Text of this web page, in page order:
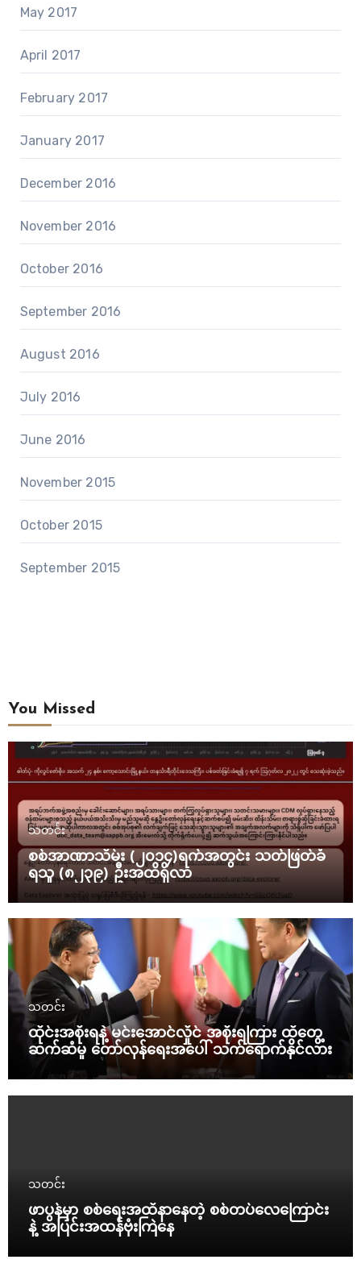
May 2017
April 2017
February 2017
January 2017
December 2016
November 2016
October 2016
September 2016
August 2016
July 2016
June 2016
November 2015
October 2015
September 2015
You Missed
သတင်း
စစ်အာဏာသိမ်း (၂၀၁၄)ရက်အတွင်း သတ်ဖြတ်ခံ
ရသူ (၈၂၃၉) ဦးအထိရှိလာ
သတင်း
ထိုင်းအစိုးရနဲ့ မင်းအောင်လှိုင် အစိုးရကြား ထိတွေ့
ဆက်ဆံမှု တော်လှန်ရေးအပေါ် သက်ရောက်နိုင်လား
သတင်း
ဖာပွန်မှာ စစ်ရေးအထိနာနေတဲ့ စစ်တပ်လေကြောင်း
နဲ့ အပြင်းအထန်ဗုံးကြဲနေ